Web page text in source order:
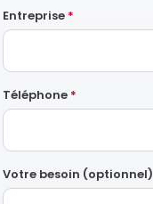
Entreprise *
Téléphone *
Votre besoin (optionnel)